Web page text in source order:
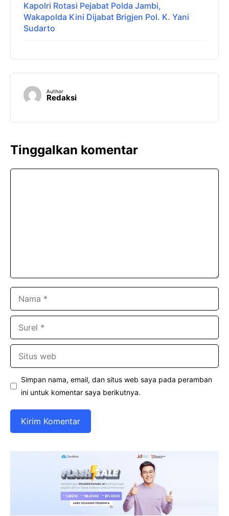
Kapolri Rotasi Pejabat Polda Jambi,
Wakapolda Kini Dijabat Brigjen Pol. K. Yani
Sudarto
Author
Redaksi
Tinggalkan komentar
Simpan nama, email, dan situs web saya pada peramban
ini untuk komentar saya berikutnya.